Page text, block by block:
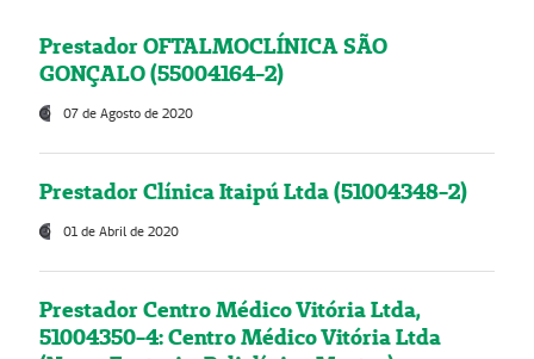
Prestador OFTALMOCLÍNICA SÃO
GONÇALO (55004164-2)
07 de Agosto de 2020
Prestador Clínica Itaipú Ltda (51004348-2)
01 de Abril de 2020
Prestador Centro Médico Vitória Ltda,
51004350-4: Centro Médico Vitória Ltda